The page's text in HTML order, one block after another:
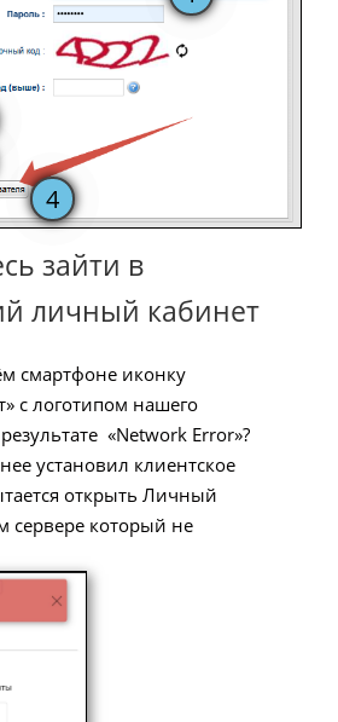
зайти в
личный кабинет
смартфоне иконку
с логотипом нашего
«Network Error»?
установил клиентское
открыть Личный
сервере который не